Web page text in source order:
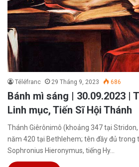
Téléfranc 29 Tháng 9, 2023 686
Bánh mì sáng | 30.09.2023 |
Linh mục, Tiến Sĩ Hội Thánh
Thánh Giêrônimô (khoảng 347 tại
năm 420 tại Bethlehem; tên đầy đủ trong
Sophronius Hieronymus, tiếng Hy…